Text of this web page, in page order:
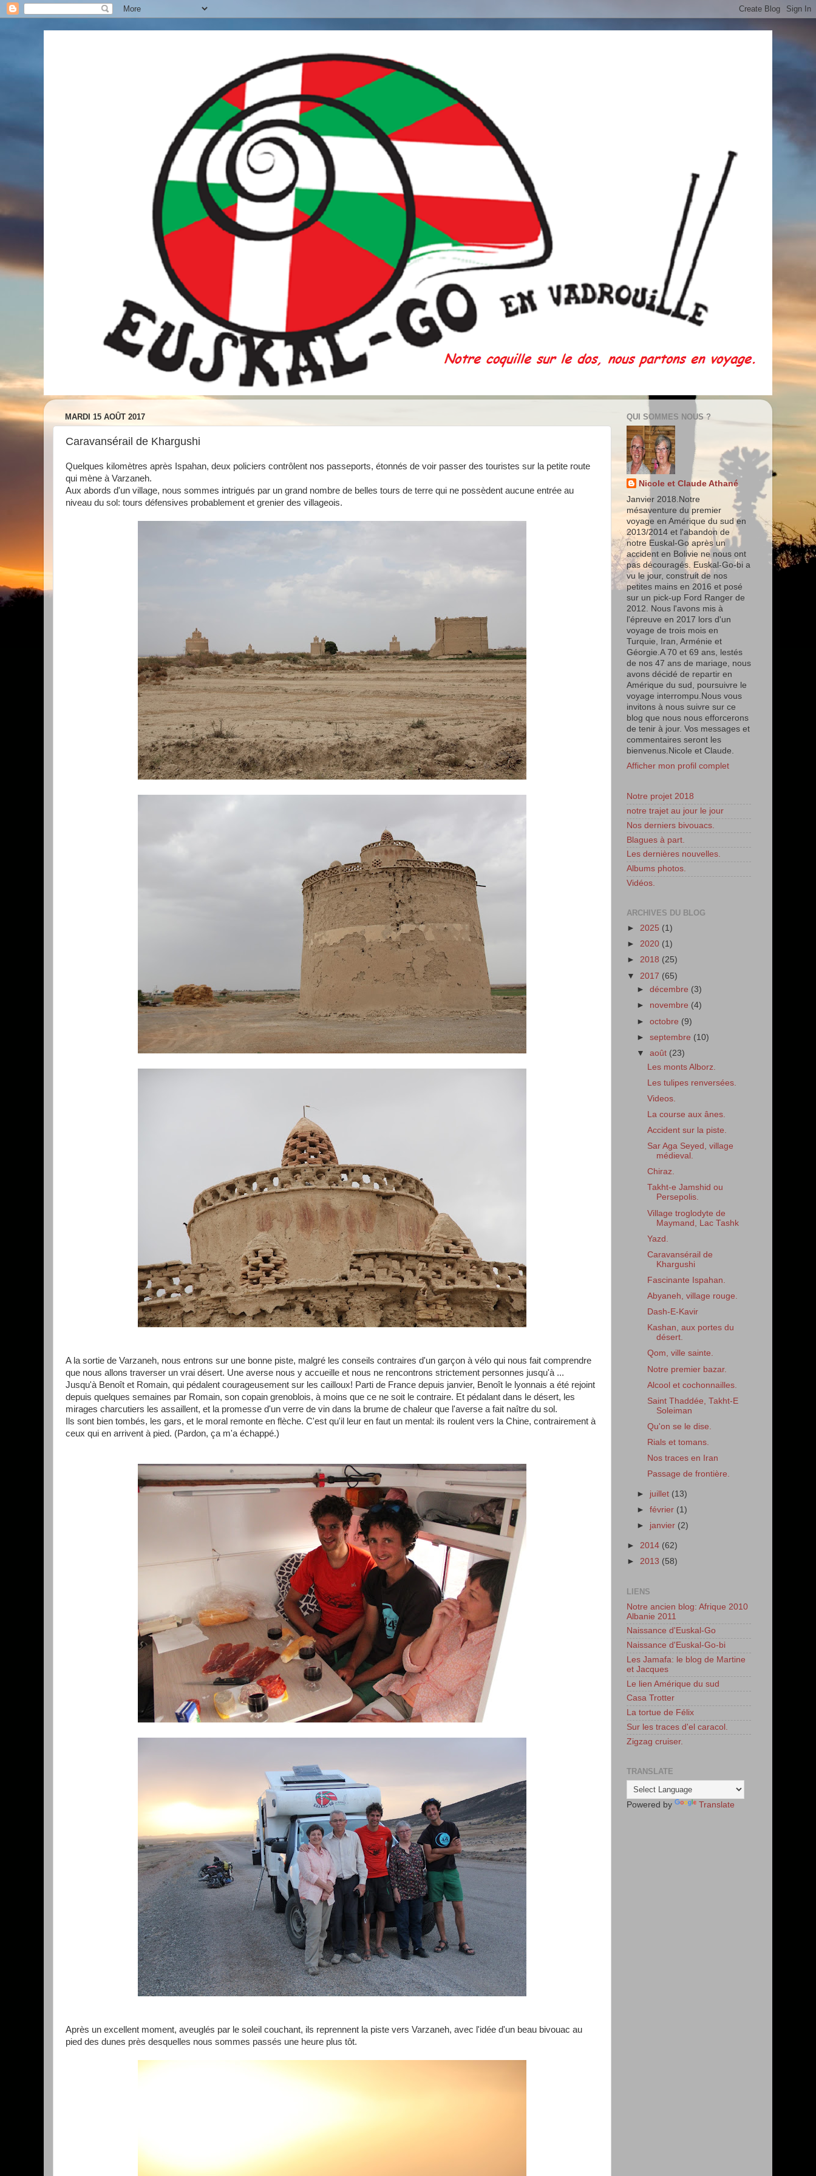
MARDI 15 AOÛT 2017
Caravansérail de Khargushi
Quelques kilomètres après Ispahan, deux policiers contrôlent nos passeports, étonnés de voir passer des touristes sur la petite route
qui mène à Varzaneh.
Aux abords d'un village, nous sommes intrigués par un grand nombre de belles tours de terre qui ne possèdent aucune entrée au
niveau du sol: tours défensives probablement et grenier des villageois.
A la sortie de Varzaneh, nous entrons sur une bonne piste, malgré les conseils contraires d'un garçon à vélo qui nous fait comprendre
que nous allons traverser un vrai désert. Une averse nous y accueille et nous ne rencontrons strictement personnes jusqu'à ...
Jusqu'à Benoît et Romain, qui pédalent courageusement sur les cailloux! Parti de France depuis janvier, Benoît le lyonnais a été rejoint
depuis quelques semaines par Romain, son copain grenoblois, à moins que ce ne soit le contraire. Et pédalant dans le désert, les
mirages charcutiers les assaillent, et la promesse d'un verre de vin dans la brume de chaleur que l'averse a fait naître du sol.
Ils sont bien tombés, les gars, et le moral remonte en flèche. C'est qu'il leur en faut un mental: ils roulent vers la Chine, contrairement à
ceux qui en arrivent à pied. (Pardon, ça m'a échappé.)
Après un excellent moment, aveuglés par le soleil couchant, ils reprennent la piste vers Varzaneh, avec l'idée d'un beau bivouac au
pied des dunes près desquelles nous sommes passés une heure plus tôt.
QUI SOMMES NOUS ?
Nicole et Claude Athané
Janvier 2018.Notre
mésaventure du premier
voyage en Amérique du sud en
2013/2014 et l'abandon de
notre Euskal-Go après un
accident en Bolivie ne nous ont
pas découragés. Euskal-Go-bi a
vu le jour, construit de nos
petites mains en 2016 et posé
sur un pick-up Ford Ranger de
2012. Nous l'avons mis à
l'épreuve en 2017 lors d'un
voyage de trois mois en
Turquie, Iran, Arménie et
Géorgie.A 70 et 69 ans, lestés
de nos 47 ans de mariage, nous
avons décidé de repartir en
Amérique du sud, poursuivre le
voyage interrompu.Nous vous
invitons à nous suivre sur ce
blog que nous nous efforcerons
de tenir à jour. Vos messages et
commentaires seront les
bienvenus.Nicole et Claude.
Afficher mon profil complet
Notre projet 2018
notre trajet au jour le jour
Nos derniers bivouacs.
Blagues à part.
Les dernières nouvelles.
Albums photos.
Vidéos.
ARCHIVES DU BLOG
► 2025 (1)
► 2020 (1)
► 2018 (25)
▼ 2017 (65)
►décembre (3)
► novembre (4)
►octobre (9)
►septembre (10)
▼août (23)
Les monts Alborz.
Les tulipes renversées.
Videos.
La course aux ânes.
Accident sur la piste.
Sar Aga Seyed, village
médieval.
Chiraz.
Takht-e Jamshid ou
Persepolis.
Village troglodyte de
Maymand, Lac Tashk
Yazd.
Caravansérail de
Khargushi
Fascinante Ispahan.
Abyaneh, village rouge.
Dash-E-Kavir
Kashan, aux portes du
désert.
Qom, ville sainte.
Notre premier bazar.
Alcool et cochonnailles.
Saint Thaddée, Takht-E
Soleiman
Qu'on se le dise.
Rials et tomans.
Nos traces en Iran
Passage de frontière.
► juillet (13)
►février (1)
► janvier (2)
► 2014 (62)
► 2013 (58)
LIENS
Notre ancien blog: Afrique 2010
Albanie 2011
Naissance d'Euskal-Go
Naissance d'Euskal-Go-bi
Les Jamafa: le blog de Martine
et Jacques
Le lien Amérique du sud
Casa Trotter
La tortue de Félix
Sur les traces d'el caracol.
Zigzag cruiser.
TRANSLATE
Powered by Translate